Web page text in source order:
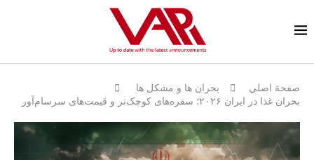
صفحة اصلي
بحران ها و مشكل ها
بحران غذا در ایران ۲۰۲۶؛ سفره‌های کوچک‌تر و قیمت‌های سرسام‌آور